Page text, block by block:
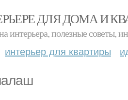
ДЛЯ ДОМА И
интерьера, полезные советы,
интерьер для квартиры